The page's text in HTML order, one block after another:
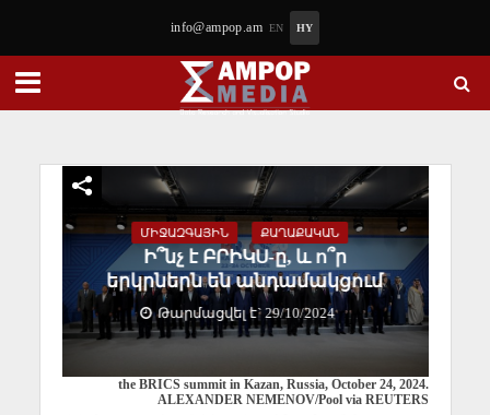
info@ampop.am EN HY
ՄԻՋԱԶԳԱՅԻՆ ՔԱՂԱՔԱԿԱՆ
Ի՞նչ է ԲՐԻԿՍ-ը, և ո՞ր
երկրներն են անդամակցում
Թարմացվել է` 29/10/2024
the BRICS summit in Kazan, Russia, October 24, 2024.
ALEXANDER NEMENOV/Pool via REUTERS